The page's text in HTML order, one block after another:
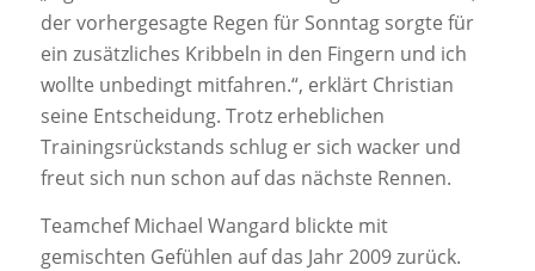
der vorhergesagte Regen für Sonntag sorgte für
ein zusätzliches Kribbeln in den Fingern und ich
wollte unbedingt mitfahren.“, erklärt Christian
seine Entscheidung. Trotz erheblichen
Trainingsrückstands schlug er sich wacker und
freut sich nun schon auf das nächste Rennen.
Teamchef Michael Wangard blickte mit
gemischten Gefühlen auf das Jahr 2009 zurück.